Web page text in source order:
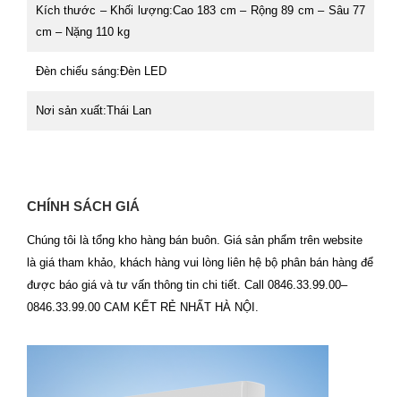
Kích thước – Khối lượng:Cao 183 cm – Rộng 89 cm – Sâu 77
cm – Nặng 110 kg
Đèn chiếu sáng:Đèn LED
Nơi sản xuất:Thái Lan
CHÍNH SÁCH GIÁ
Chúng tôi là tổng kho hàng bán buôn. Giá sản phẩm trên website
là giá tham khảo, khách hàng vui lòng liên hệ bộ phân bán hàng để
được báo giá và tư vấn thông tin chi tiết. Call 0846.33.99.00–
0846.33.99.00 CAM KẾT RẺ NHẤT HÀ NỘI.